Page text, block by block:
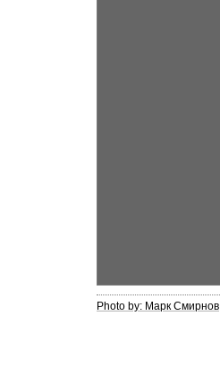
Photo by: Марк Смирнов